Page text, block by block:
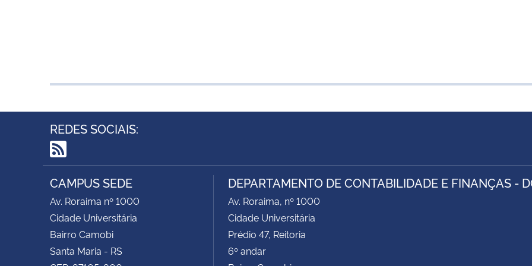
REDES SOCIAIS:
RSS
CAMPUS SEDE
Av. Roraima nº 1000
Cidade Universitária
Bairro Camobi
Santa Maria - RS
DEPARTAMENTO DE CONTABILIDADE E FINANÇAS -
Av. Roraima, nº 1000
Cidade Universitária
Prédio 47, Reitoria
6º andar